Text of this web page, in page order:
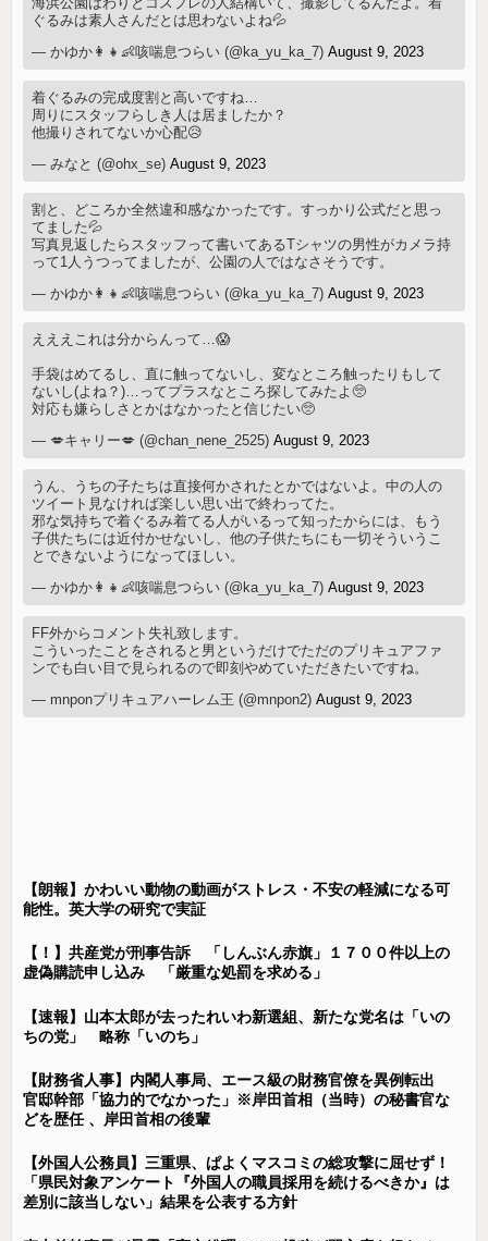
ぐるみは素人さんだとは思わないよね💦
— かゆか👩👧👶咳喘息つらい (@ka_yu_ka_7)August 9, 2023
着ぐるみの完成度割と高いですね…
周りにスタッフらしき人は居ましたか？
他撮りされてないか心配😥
— みなと (@ohx_se)August 9, 2023
割と、どころか全然違和感なかったです。すっかり公式だと思っ
てました💦
写真見返したらスタッフって書いてあるTシャツの男性がカメラ持
って1人うつってましたが、公園の人ではなさそうです。
— かゆか👩👧👶咳喘息つらい (@ka_yu_ka_7)August 9, 2023
えええこれは分からんって…😱
手袋はめてるし、直に触ってないし、変なところ触ったりもして
ないし(よね？)…ってプラスなところ探してみたよ🥺
対応も嫌らしさとかはなかったと信じたい🥺
— 💋キャリー💋 (@chan_nene_2525)August 9, 2023
うん、うちの子たちは直接何かされたとかではないよ。中の人の
ツイート見なければ楽しい思い出で終わってた。
邪な気持ちで着ぐるみ着てる人がいるって知ったからには、もう
子供たちには近付かせないし、他の子供たちにも一切そういうこ
とできないようになってほしい。
— かゆか👩👧👶咳喘息つらい (@ka_yu_ka_7)August 9, 2023
FF外からコメント失礼致します。
こういったことをされると男というだけでただのプリキュアファ
ンでも白い目で見られるので即刻やめていただきたいですね。
— mnponプリキュアハーレム王 (@mnpon2)August 9, 2023
【朗報】かわいい動物の動画がストレス・不安の軽減になる可
能性。英大学の研究で実証
【！】共産党が刑事告訴 「しんぶん赤旗」１７００件以上の
虚偽購読申し込み 「厳重な処罰を求める」
【速報】山本太郎が去ったれいわ新選組、新たな党名は「いの
ちの党」 略称「いのち」
【財務省人事】内閣人事局、エース級の財務官僚を異例転出
官邸幹部「協力的でなかった」※岸田首相（当時）の秘書官な
どを歴任 、岸田首相の後輩
【外国人公務員】三重県、ぱよくマスコミの総攻撃に屈せず！
「県民対象アンケート『外国人の職員採用を続けるべきか』は
差別に該当しない」結果を公表する方針